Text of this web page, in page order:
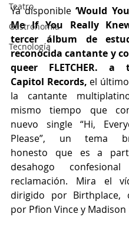
Teatro
Gastronomía
Tecnología
Ya disponible ‘Would
Me If You Really
tercer álbum de
reconocida cantante y
queer FLETCHER. a
Capitol Records, el
la cantante
mismo tiempo que
nuevo single “Hi,
Please”, un tema
honesto que es a
desahogo
reclamación. Mira el
dirigido por Birthplace,
por Pfion Vince y Madison